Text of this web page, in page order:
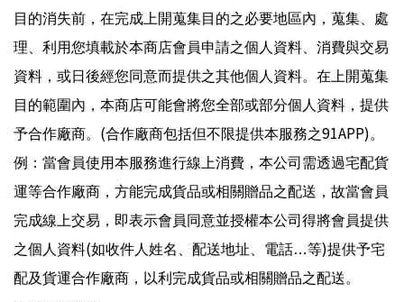
目的消失前，在完成上開蒐集目的之必要地區內，蒐集、處
理、利用您填載於本商店會員申請之個人資料、消費與交易
資料，或日後經您同意而提供之其他個人資料。在上開蒐集
目的範圍內，本商店可能會將您全部或部分個人資料，提供
予合作廠商。 (合作廠商包括但不限提供本服務之91APP)。
例：當會員使用本服務進行線上消費，本公司需透過宅配貨
運等合作廠商，方能完成貨品或相關贈品之配送，故當會員
完成線上交易，即表示會員同意並授權本公司得將會員提供
之個人資料(如收件人姓名、配送地址、電話…等)提供予宅
配及貨運合作廠商，以利完成貨品或相關贈品之配送。